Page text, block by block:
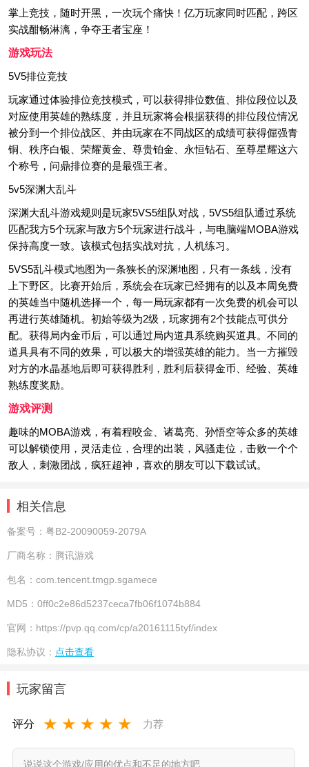
掌上竞技，随时开黑，一次玩个痛快！亿万玩家同时匹配，跨区
实战酣畅淋漓，争夺王者宝座！
游戏玩法
5V5排位竞技
玩家通过体验排位竞技模式，可以获得排位数值、排位段位以及
对应使用英雄的熟练度，并且玩家将会根据获得的排位段位情况
被分到一个排位战区、并由玩家在不同战区的成绩可获得倔强青
铜、秩序白银、荣耀黄金、尊贵铂金、永恒钻石、至尊星耀这六
个称号，问鼎排位赛的是最强王者。
5v5深渊大乱斗
深渊大乱斗游戏规则是玩家5VS5组队对战，5VS5组队通过系统
匹配我方5个玩家与敌方5个玩家进行战斗，与电脑端MOBA游戏
保持高度一致。该模式包括实战对抗，人机练习。
5VS5乱斗模式地图为一条狭长的深渊地图，只有一条线，没有
上下野区。比赛开始后，系统会在玩家已经拥有的以及本周免费
的英雄当中随机选择一个，每一局玩家都有一次免费的机会可以
再进行英雄随机。初始等级为2级，玩家拥有2个技能点可供分
配。获得局内金币后，可以通过局内道具系统购买道具。不同的
道具具有不同的效果，可以极大的增强英雄的能力。当一方摧毁
对方的水晶基地后即可获得胜利，胜利后获得金币、经验、英雄
熟练度奖励。
游戏评测
趣味的MOBA游戏，有着程咬金、诸葛亮、孙悟空等众多的英雄
可以解锁使用，灵活走位，合理的出装，风骚走位，击败一个个
敌人，刺激团战，疯狂超神，喜欢的朋友可以下载试试。
相关信息
备案号： 粤B2-20090059-2079A
厂商名称： 腾讯游戏
包名： com.tencent.tmgp.sgamece
MD5： 0ff0c2e86d5237ceca7fb06f1074b884
官网： https://pvp.qq.com/cp/a20161115tyf/index
隐私协议： 点击查看
玩家留言
评分 ★ ★ ★ ★ ★ 力荐